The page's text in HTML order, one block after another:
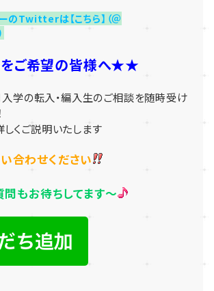
のTwitterは【こちら】（＠
ご希望の皆様へ★★
学の転入・編入生のご相談を随時受け
くご説明いたします
合わせください
もお待ちしてます～